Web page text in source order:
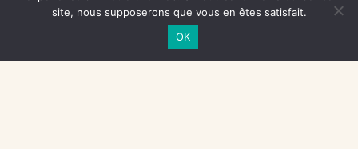
NOS SOUTIENS
CENTRE NATIONAL DU LIVRE
site, nous supposerons que vous en êtes satisfait.
OK